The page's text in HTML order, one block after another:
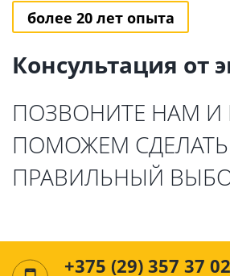
более 20 лет опыта
Консультация от
ПОЗВОНИТЕ НАМ
ПОМОЖЕМ СДЕЛАТЬ
ПРАВИЛЬНЫЙ
+375 (29) 357 37 02